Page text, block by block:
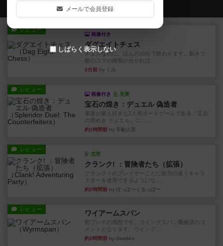
会員の新しい投稿
レビュー
画像付き
ダグエイトチェス
チェスなのに、ほんの10分で終わります。動きで
敵のコマの種類が分かれば...
2分前 by くみ
レビュー
画像付き 充実
宝石の煌き：デュエル 偽造者
筆者が最も好きな2人用ボードゲームである『宝石
の煌めき デュエル』に、...
約1時間前 by 手動人形
レビュー
充実
クランク! ：冒険者たち（拡張）
クランク！のプレイヤーごとに能力の違うキャラ
クターを使用できるようにな...
約2時間前 by ぽっぽーくるっぽー
レビュー ワイアームスパン
初プレイの感想です。ウイングスパン履修済のコ
メントとなります。ウイング...
約2時間前 by daisdice
メールで会員登録
しばらく表示しない